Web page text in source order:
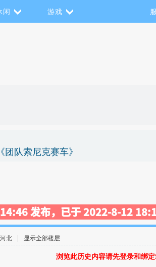
闲 游戏
队索尼克赛车》
发布，已于 2022-8-12
北 |
显示全部楼层
浏览此历史内容请先登录和绑